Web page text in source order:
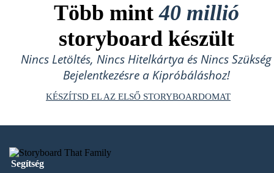
Több mint40 millió
storyboard készült
Nincs Letöltés, Nincs Hitelkártya és Nincs Szükség
Bejelentkezésre a Kipróbáláshoz!
KÉSZÍTSD EL AZ ELSŐ STORYBOARDOMAT
Segítség